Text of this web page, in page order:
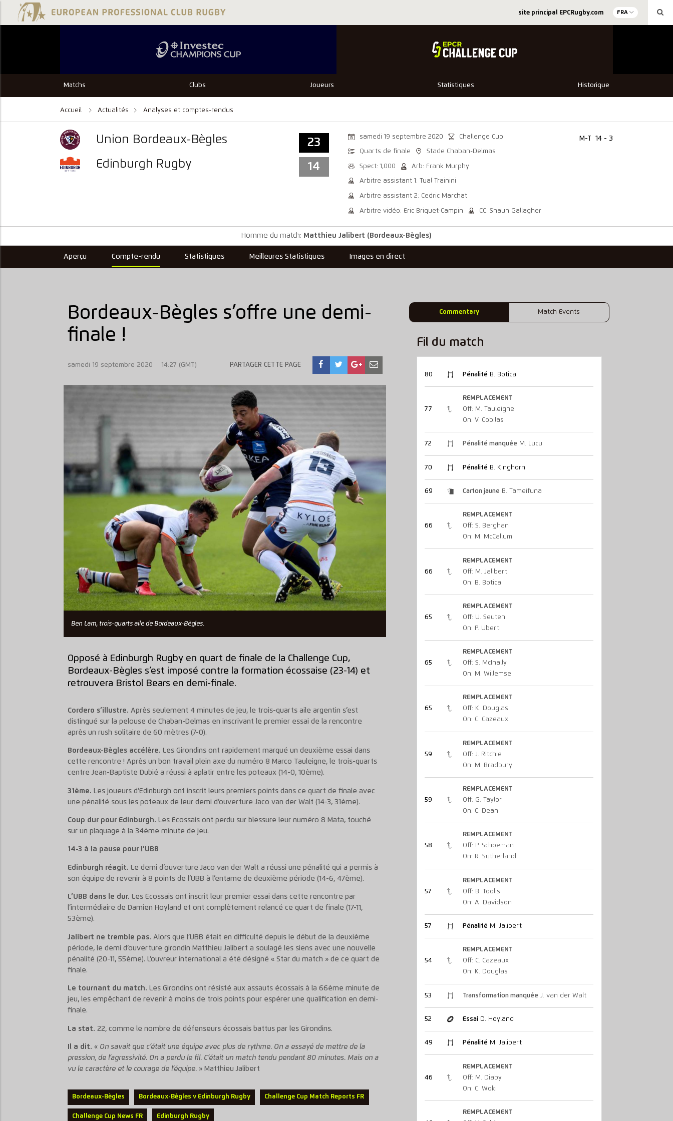
site principal EPCRugby.com FRA
Matchs Clubs Joueurs Statistiques Historique
Accueil Actualités Analyses et comptes-rendus
Union Bordeaux-Bègles
Edinburgh Rugby
23
14
samedi 19 septembre 2020 Challenge Cup
Quarts de finale Stade Chaban-Delmas
Spect: 1,000 Arb: Frank Murphy
Arbitre assistant 1: Tual Trainini
Arbitre assistant 2: Cedric Marchat
Arbitre vidéo: Eric Briquet-Campin CC: Shaun Gallagher
M-T 14 - 3
Homme du match: Matthieu Jalibert (Bordeaux-Bègles)
Aperçu Compte-rendu Statistiques Meilleures Statistiques Images en direct
Commentary Match Events
Bordeaux-Bègles s’offre une demi-
finale !
samedi 19 septembre 2020 14:27 (GMT) PARTAGER CETTE PAGE
Ben Lam, trois-quarts aile de Bordeaux-Bègles.
Opposé à Edinburgh Rugby en quart de finale de la Challenge Cup,
Bordeaux-Bègles s’est imposé contre la formation écossaise (23-14) et
retrouvera Bristol Bears en demi-finale.
Cordero s’illustre. Après seulement 4 minutes de jeu, le trois-quarts aile argentin s’est
distingué sur la pelouse de Chaban-Delmas en inscrivant le premier essai de la rencontre
après un rush solitaire de 60 mètres (7-0).
Bordeaux-Bègles accélère. Les Girondins ont rapidement marqué un deuxième essai dans
cette rencontre ! Après un bon travail plein axe du numéro 8 Marco Tauleigne, le trois-quarts
centre Jean-Baptiste Dubié a réussi à aplatir entre les poteaux (14-0, 10ème).
31ème. Les joueurs d’Edinburgh ont inscrit leurs premiers points dans ce quart de finale avec
une pénalité sous les poteaux de leur demi d’ouverture Jaco van der Walt (14-3, 31ème).
Coup dur pour Edinburgh. Les Ecossais ont perdu sur blessure leur numéro 8 Mata, touché
sur un plaquage à la 34ème minute de jeu.
14-3 à la pause pour l’UBB
Edinburgh réagit. Le demi d’ouverture Jaco van der Walt a réussi une pénalité qui a permis à
son équipe de revenir à 8 points de l’UBB à l’entame de deuxième période (14-6, 47ème).
L’UBB dans le dur. Les Ecossais ont inscrit leur premier essai dans cette rencontre par
l’intermédiaire de Damien Hoyland et ont complètement relancé ce quart de finale (17-11,
53ème).
Jalibert ne tremble pas. Alors que l’UBB était en difficulté depuis le début de la deuxième
période, le demi d’ouverture girondin Matthieu Jalibert a soulagé les siens avec une nouvelle
pénalité (20-11, 55ème). L’ouvreur international a été désigné « Star du match » de ce quart de
finale.
Le tournant du match. Les Girondins ont résisté aux assauts écossais à la 66ème minute de
jeu, les empêchant de revenir à moins de trois points pour espérer une qualification en demi-
finale.
La stat. 22, comme le nombre de défenseurs écossais battus par les Girondins.
Il a dit. «On savait que c’était une équipe avec plus de rythme. On a essayé de mettre de la
pression, de l’agressivité. On a perdu le fil. C’était un match tendu pendant 80 minutes. Mais on a
vu le caractère et le courage de l’équipe.» Matthieu Jalibert
Bordeaux-Bègles Bordeaux-Bègles v Edinburgh Rugby Challenge Cup Match Reports FR
Challenge Cup News FR Edinburgh Rugby
Fil du match
80 Pénalité B. Botica
77
REMPLACEMENT
Off: M. Tauleigne
On: V. Cobilas
72 Pénalité manquée M. Lucu
70 Pénalité B. Kinghorn
69 Carton jaune B. Tameifuna
66
REMPLACEMENT
Off: S. Berghan
On: M. McCallum
66
REMPLACEMENT
Off: M. Jalibert
On: B. Botica
65
REMPLACEMENT
Off: U. Seuteni
On: P. Uberti
65
REMPLACEMENT
Off: S. McInally
On: M. Willemse
65
REMPLACEMENT
Off: K. Douglas
On: C. Cazeaux
59
REMPLACEMENT
Off: J. Ritchie
On: M. Bradbury
59
REMPLACEMENT
Off: G. Taylor
On: C. Dean
58
REMPLACEMENT
Off: P. Schoeman
On: R. Sutherland
57
REMPLACEMENT
Off: B. Toolis
On: A. Davidson
57 Pénalité M. Jalibert
54
REMPLACEMENT
Off: C. Cazeaux
On: K. Douglas
53 Transformation manquée J. van der Walt
52 EssaiD. Hoyland
49 Pénalité M. Jalibert
46
REMPLACEMENT
Off: M. Diaby
On: C. Woki
REMPLACEMENT